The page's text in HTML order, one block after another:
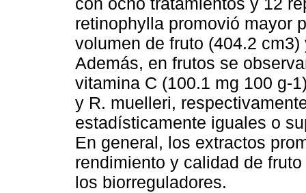
retinophylla promovió mayor
volumen de fruto (404.2
Además, en frutos se
vitamina C (100.1 mg 100 g-
y R. muelleri,
estadísticamente iguales o
En general, los extractos
rendimiento y calidad de
los biorreguladores.